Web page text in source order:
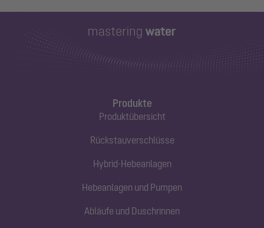
Produkte
Produktübersicht
Rückstauverschlüsse
Hybrid-Hebeanlagen
Hebeanlagen und Pumpen
Abläufe und Duschrinnen